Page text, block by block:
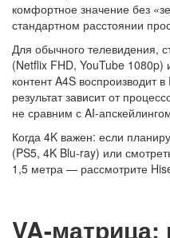
комфортное значение без
стандартном расстоянии
Для обычного телевидения,
(Netflix FHD, YouTube 1080p)
контент A4S воспроизводит
результат зависит от
не сравним с AI-
Когда 4K важен: если
(PS5, 4K Blu-ray) или
1,5 метра — рассмотрите
VA-